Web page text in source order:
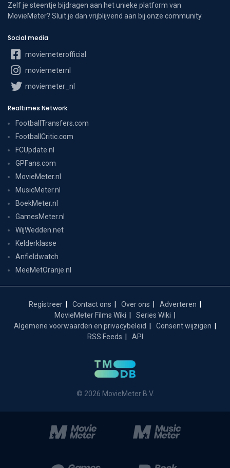
Zelf je steentje bijdragen aan het unieke platform van
MovieMeter? Sluit je dan vrijblijvend aan bij onze community.
Social media
moviemeterofficial
moviemeternl
moviemeter_nl
Realtimes Network
FootballTransfers.com
FootballCritic.com
FCUpdate.nl
GPFans.com
MovieMeter.nl
MusicMeter.nl
BoekMeter.nl
GamesMeter.nl
WijWedden.net
Kelderklasse
Anfieldwatch
MeeMetOranje.nl
Registreer Contact ons Over ons
Adverteren
MovieMeter Films Wiki
Series Wiki
Algemene voorwaarden en privacybeleid
Consent wijzigen
RSS Feeds
API
© 2026 MovieMeter B.V.